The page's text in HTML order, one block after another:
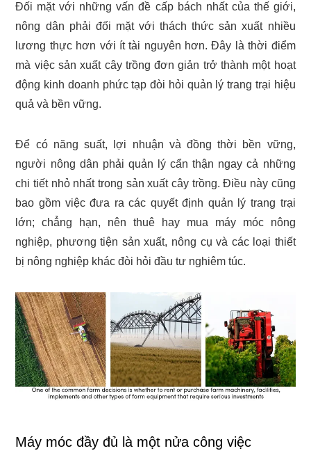
Đối mặt với những vấn đề cấp bách nhất của thế giới,
nông dân phải đối mặt với thách thức sản xuất nhiều
lương thực hơn với ít tài nguyên hơn. Đây là thời điểm
mà việc sản xuất cây trồng đơn giản trở thành một hoạt
động kinh doanh phức tạp đòi hỏi quản lý trang trại hiệu
quả và bền vững.
Để có năng suất, lợi nhuận và đồng thời bền vững,
người nông dân phải quản lý cẩn thận ngay cả những
chi tiết nhỏ nhất trong sản xuất cây trồng. Điều này cũng
bao gồm việc đưa ra các quyết định quản lý trang trại
lớn; chẳng hạn, nên thuê hay mua máy móc nông
nghiệp, phương tiện sản xuất, nông cụ và các loại thiết
bị nông nghiệp khác đòi hỏi đầu tư nghiêm túc.
Máy móc đầy đủ là một nửa công việc